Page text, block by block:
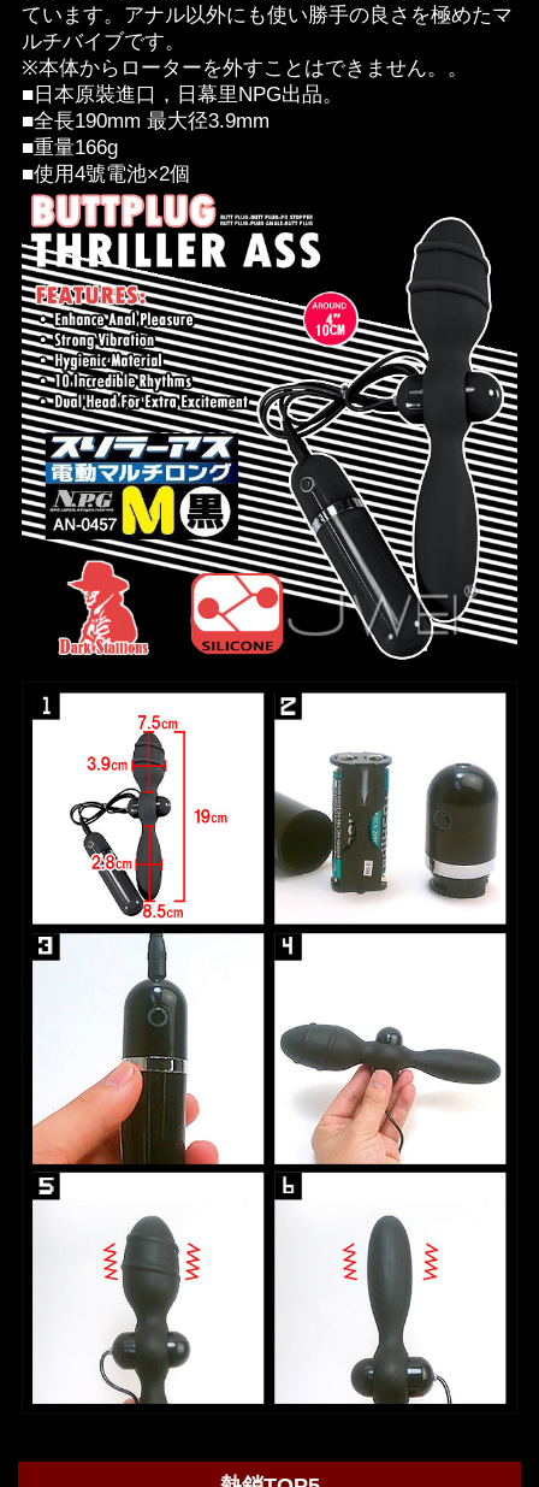
ています。アナル以外にも使い勝手の良さを極めたマ
ルチバイブです。
※本体からローターを外すことはできません。。
■日本原裝進口，日幕里NPG出品。
■全長190mm 最大径3.9mm
■重量166g
■使用4號電池×2個